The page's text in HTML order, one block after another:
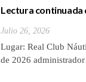
Lectura continuada
Julio 26, 2026
Lugar: Real Club
de 2026